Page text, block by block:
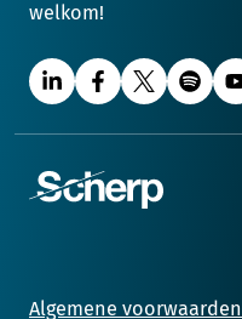
welkom!
Algemene voorwaarden